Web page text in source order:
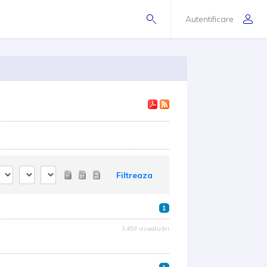
Autentificare
Filtreaza
1
3.453 vizualizări